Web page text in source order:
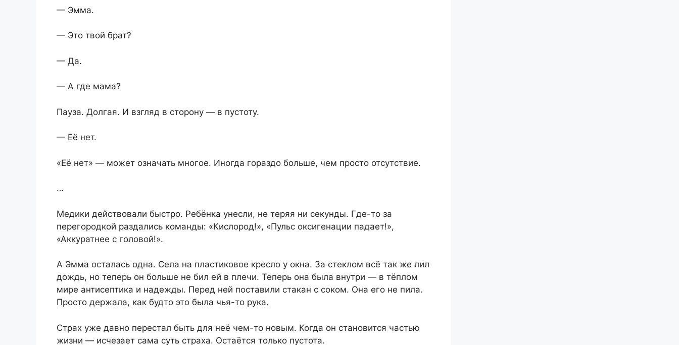
— Эмма.
— Это твой брат?
— Да.
— А где мама?
Пауза. Долгая. И взгляд в сторону — в пустоту.
— Её нет.
«Её нет» — может означать многое. Иногда гораздо больше, чем просто отсутствие.
…
Медики действовали быстро. Ребёнка унесли, не теряя ни секунды. Где-то за
перегородкой раздались команды: «Кислород!», «Пульс оксигенации падает!»,
«Аккуратнее с головой!».
А Эмма осталась одна. Села на пластиковое кресло у окна. За стеклом всё так же лил
дождь, но теперь он больше не бил ей в плечи. Теперь она была внутри — в тёплом
мире антисептика и надежды. Перед ней поставили стакан с соком. Она его не пила.
Просто держала, как будто это была чья-то рука.
Страх уже давно перестал быть для неё чем-то новым. Когда он становится частью
жизни — исчезает сама суть страха. Остаётся только пустота.